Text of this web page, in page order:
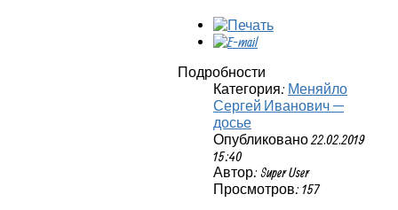
Подробности
Категория: Меняйло
Сергей Иванович —
досье
Опубликовано 22.02.2019
15:40
Автор: Super User
Просмотров: 157